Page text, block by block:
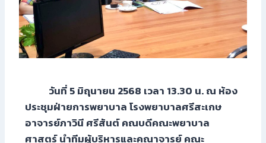
วันที่ 5 มิถุนายน 2568 เวลา 13.30 น. ณ ห้อง
ประชุมฝ่ายการพยาบาล โรงพยาบาลศรีสะเกษ
อาจารย์ภาวินี ศรีสันต์ คณบดีคณะพยาบาล
ศาสตร์ นำทีมผู้บริหารและคณาจารย์ คณะ